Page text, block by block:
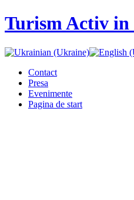
Turism Activ
Contact
Presa
Evenimente
Pagina de start